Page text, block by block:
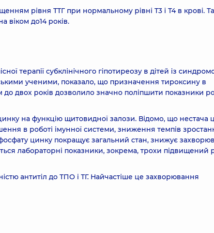
рівня ТТГ при нормальному рівні Т3 і Т4 в крові.
віком до14 років.
терапії субклінічного гіпотиреозу в дітей із
ученими, показало, що призначення тироксину в
до двох років дозволило значно поліпшити показники
на функцію щитовидної залози. Відомо, що нестача
в роботі імунної системи, зниження темпів
цинку покращує загальний стан, знижує
лабораторні показники, зокрема, трохи підвищений
антитіл до ТПО і ТГ. Найчастіше це захворювання